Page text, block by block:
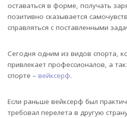
оставаться в форме, получать
позитивно сказывается
справляться с поставленными
Сегодня одним из видов спорта,
привлекает профессионалов, а
спорте – вейксерф.
Если раньше вейксерф был
требовал перелета в другую